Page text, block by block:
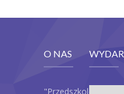
O NAS
"Przedszkole